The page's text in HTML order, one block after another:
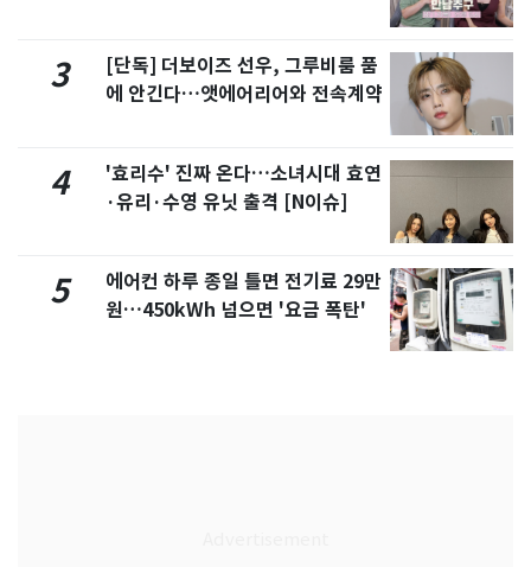
3
[단독] 더보이즈 선우, 그루비룸 품
에 안긴다…앳에어리어와 전속계약
4
'효리수' 진짜 온다…소녀시대 효연
·유리·수영 유닛 출격 [N이슈]
5
에어컨 하루 종일 틀면 전기료 29만
원…450kWh 넘으면 '요금 폭탄'